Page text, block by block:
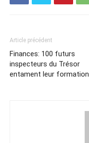
Article précédent
Finances: 100 futurs
inspecteurs du Trésor
entament leur formation